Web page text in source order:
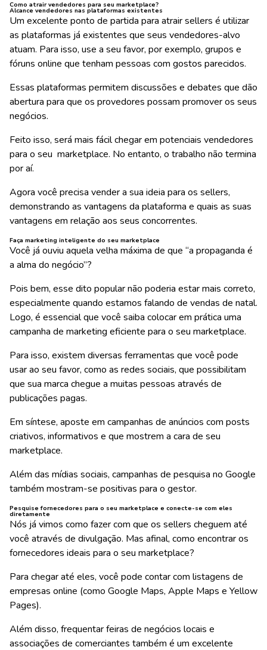
Como atrair vendedores para seu marketplace?
Alcance vendedores nas plataformas existentes
Um excelente ponto de partida para atrair sellers é utilizar
as plataformas já existentes que seus vendedores-alvo
atuam. Para isso, use a seu favor, por exemplo, grupos e
fóruns online que tenham pessoas com gostos parecidos.
Essas plataformas permitem discussões e debates que dão
abertura para que os provedores possam promover os seus
negócios.
Feito isso, será mais fácil chegar em potenciais vendedores
para o seu marketplace. No entanto, o trabalho não termina
por aí.
Agora você precisa vender a sua ideia para os sellers,
demonstrando as vantagens da plataforma e quais as suas
vantagens em relação aos seus concorrentes.
Faça marketing inteligente do seu marketplace
Você já ouviu aquela velha máxima de que “a propaganda é
a alma do negócio”?
Pois bem, esse dito popular não poderia estar mais correto,
especialmente quando estamos falando de vendas de natal.
Logo, é essencial que você saiba colocar em prática uma
campanha de marketing eficiente para o seu marketplace.
Para isso, existem diversas ferramentas que você pode
usar ao seu favor, como as redes sociais, que possibilitam
que sua marca chegue a muitas pessoas através de
publicações pagas.
Em síntese, aposte em campanhas de anúncios com posts
criativos, informativos e que mostrem a cara de seu
marketplace.
Além das mídias sociais, campanhas de pesquisa no Google
também mostram-se positivas para o gestor.
Pesquise fornecedores para o seu marketplace e conecte-se com eles
diretamente
Nós já vimos como fazer com que os sellers cheguem até
você através de divulgação. Mas afinal, como encontrar os
fornecedores ideais para o seu marketplace?
Para chegar até eles, você pode contar com listagens de
empresas online (como Google Maps, Apple Maps e Yellow
Pages).
Além disso, frequentar feiras de negócios locais e
associações de comerciantes também é um excelente